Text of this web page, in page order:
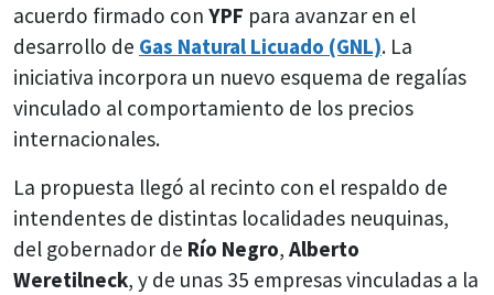
acuerdo firmado con YPF para avanzar en el
desarrollo de Gas Natural Licuado (GNL). La
iniciativa incorpora un nuevo esquema de regalías
vinculado al comportamiento de los precios
internacionales.
La propuesta llegó al recinto con el respaldo de
intendentes de distintas localidades neuquinas,
del gobernador de Río Negro, Alberto
Weretilneck, y de unas 35 empresas vinculadas a la